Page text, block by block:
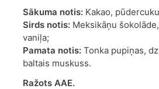
Sākuma notis: Kakao,
Sirds notis: Meksikāņu
vaniļa;
Pamata notis: Tonka pupiņas,
baltais muskuss.
Ražots AAE.